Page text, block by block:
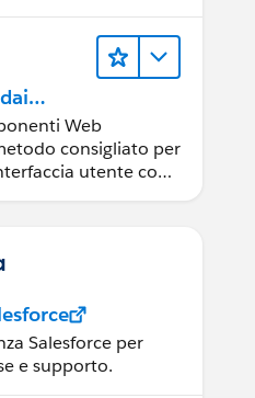
Aura ai
Web
Web
consigliato per
utente con
Salesforce per
e supporto.